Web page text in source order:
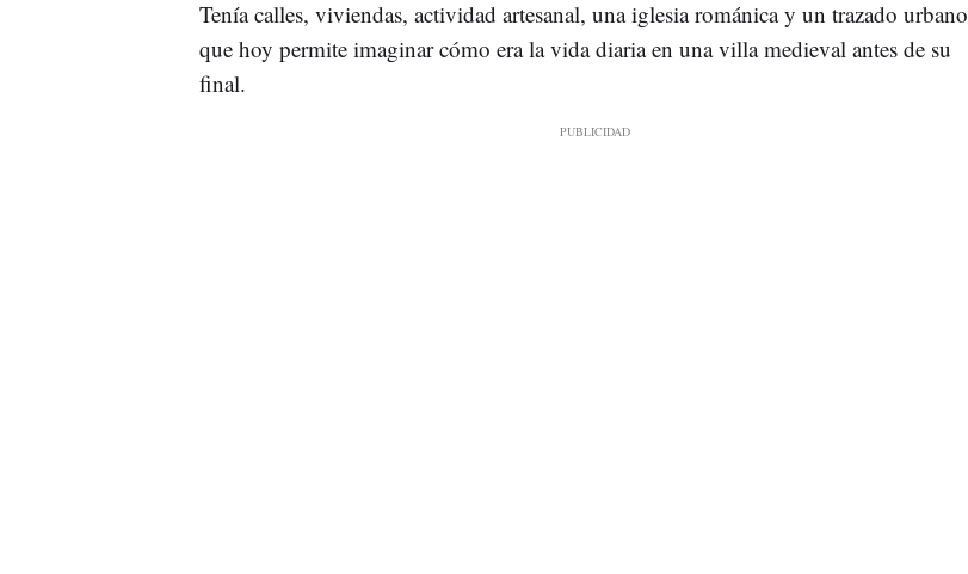
Tenía calles, viviendas, actividad artesanal, una iglesia románica y un trazado urbano
que hoy permite imaginar cómo era la vida diaria en una villa medieval antes de su
final.